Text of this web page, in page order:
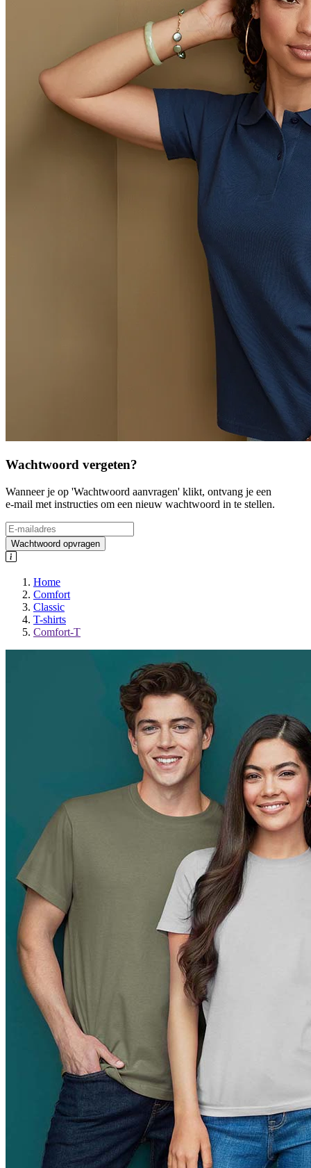
Wachtwoord vergeten?
Wanneer je op 'Wachtwoord aanvragen' klikt, ontvang je een
e-mail met instructies om een nieuw wachtwoord in te stellen.
Wachtwoord opvragen
Home
Comfort
Classic
T-shirts
Comfort-T